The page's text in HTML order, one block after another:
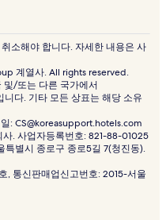
소해야 합니다. 자세한 내용은 사
계열사. All rights reserved.
/또는 다른 국가에서
다. 기타 모든 상표는 해당 소유
: CS@koreasupport.hotels.com
. 사업자등록번호: 821-88-01025
특별시 종로구 종로5길 7(청진동).
통신판매업신고번호: 2015-서울